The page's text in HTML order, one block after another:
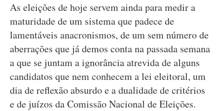
As eleições de hoje servem ainda para medir a
maturidade de um sistema que padece de
lamentáveis anacronismos, de um sem número de
aberrações que já demos conta na passada semana
a que se juntam a ignorância atrevida de alguns
candidatos que nem conhecem a lei eleitoral, um
dia de reflexão absurdo e a dualidade de critérios
e de juízos da Comissão Nacional de Eleições.